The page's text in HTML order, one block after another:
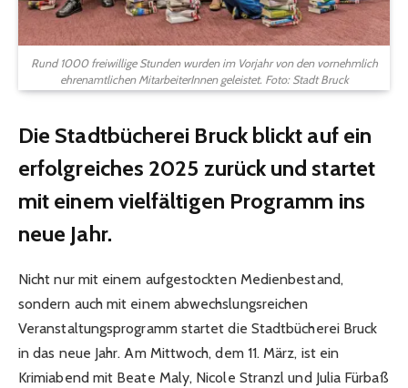
Rund 1000 freiwillige Stunden wurden im Vorjahr von den vornehmlich
ehrenamtlichen MitarbeiterInnen geleistet. Foto: Stadt Bruck
Die Stadtbücherei Bruck blickt auf ein
erfolgreiches 2025 zurück und startet
mit einem vielfältigen Programm ins
neue Jahr.
Nicht nur mit einem aufgestockten Medienbestand,
sondern auch mit einem abwechslungsreichen
Veranstaltungsprogramm startet die Stadtbücherei Bruck
in das neue Jahr. Am Mittwoch, dem 11. März, ist ein
Krimiabend mit Beate Maly, Nicole Stranzl und Julia Fürbaß